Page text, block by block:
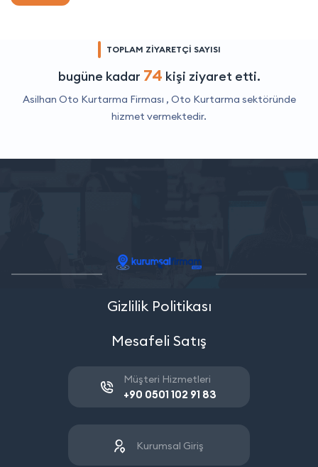
TOPLAM ZİYARETÇİ SAYISI
bugüne kadar 74 kişi ziyaret etti.
Asilhan Oto Kurtarma Firması , Oto Kurtarma sektöründe
hizmet vermektedir.
Gizlilik Politikası
Mesafeli Satış
Müşteri Hizmetleri
+90 0501 102 91 83
Kurumsal Giriş